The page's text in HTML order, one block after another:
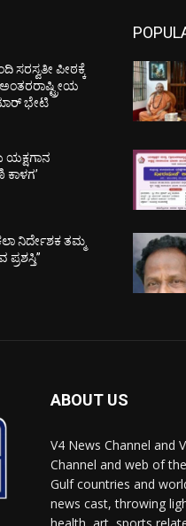
ಸರಸ್ವತೀ ಪೀಠಕ್ಕೆ
ಭೇಟಿ
ಯಕ್ಷಗಾನ
ನಿರ್ದೇಶಕ ತಮ್ಮ
ABOUT US
V4 News Channel and
Channel and web of
Gulf countries and
news cast, throwing